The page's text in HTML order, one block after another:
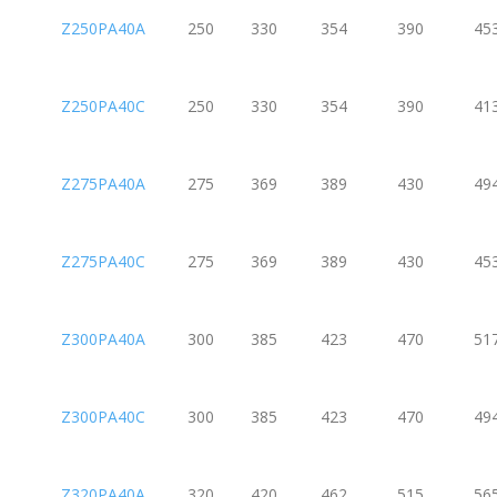
Z250PA40A 250 330 354 390
Z250PA40C 250 330 354 390
Z275PA40A 275 369 389 430
Z275PA40C 275 369 389 430
Z300PA40A 300 385 423 470
Z300PA40C 300 385 423 470